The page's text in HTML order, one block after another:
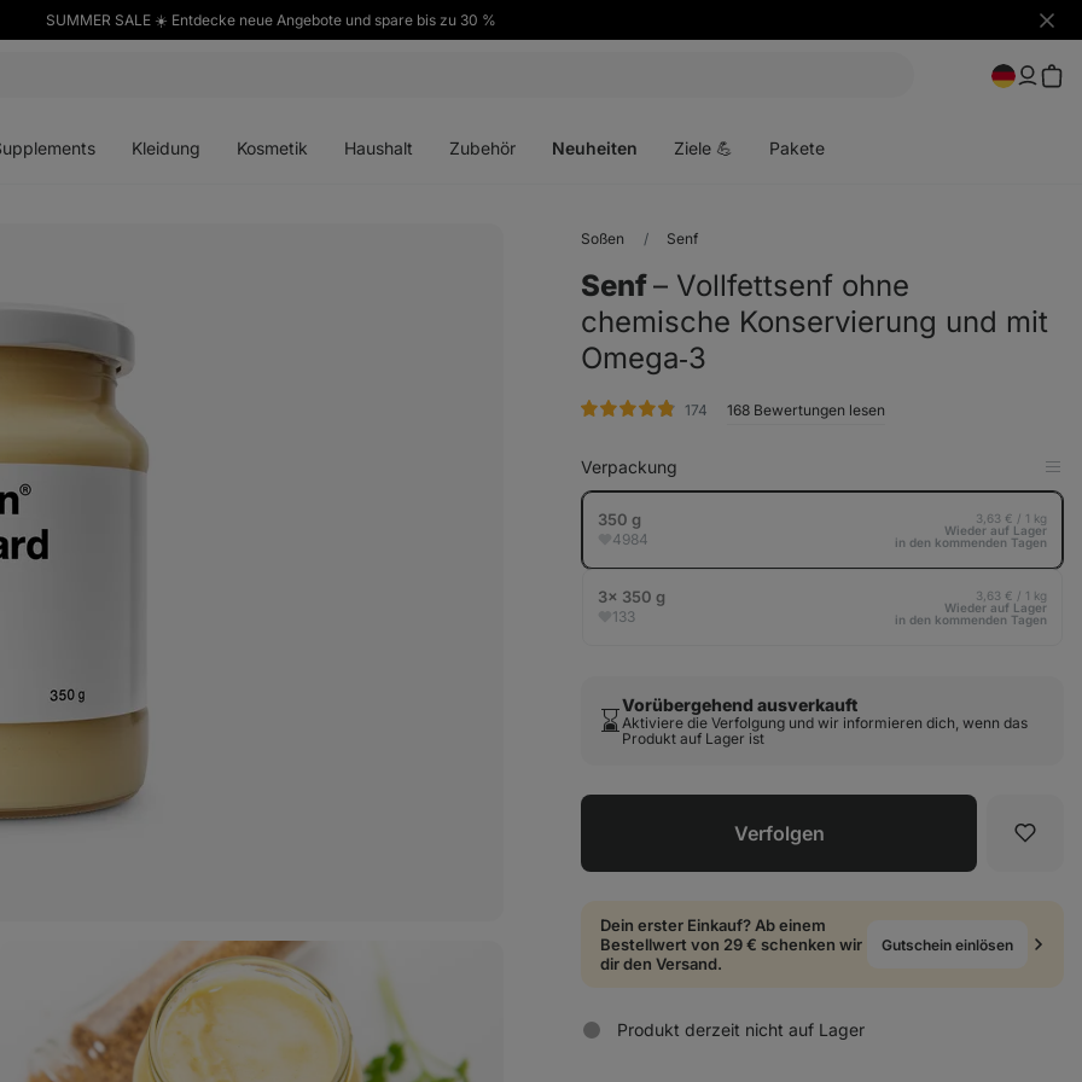
SUMMER SALE ☀️ Entdecke neue Angebote und spare bis zu 30 %
Kleidung Kosmetik Haushalt Zubehör Neuheiten Ziele 💪 Pakete
Soßen Senf
Senf⁠–⁠ Vollfettsenf ohne
chemische Konservierung und mit
Omega‑3
174 Bewertungen
168 Bewertungen lesen
Verpackung
in
350 g
4984
3,63 € / 1 kg
Wieder auf Lager
in den kommenden Tagen
3× 350 g
133
3,63 € / 1 kg
Wieder auf Lager
in den kommenden Tagen
⌛️Vorübergehend ausverkauft
Aktiviere die Verfolgung und wir informieren dich, wenn das
Produkt auf Lager ist
Verfolgen
Dein erster Einkauf? Ab einem
Bestellwert von 29 € schenken wir
dir den Versand.
Gutschein einlösen
Produkt derzeit nicht auf Lager